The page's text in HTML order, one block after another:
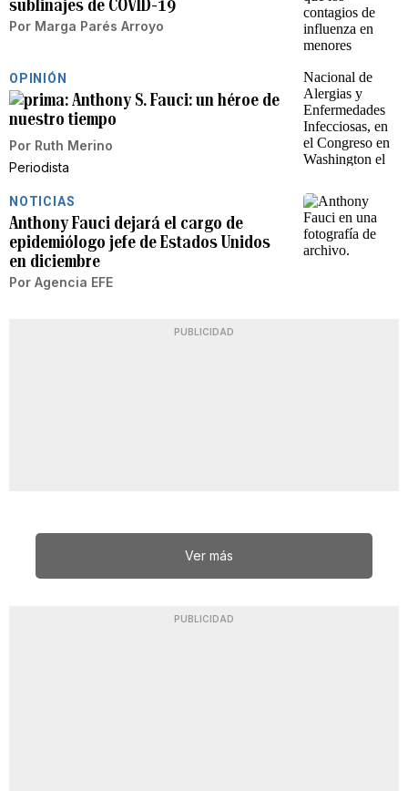
sublinajes de COVID-19
Por Marga Parés Arroyo
OPINIÓN
Anthony S. Fauci: un héroe de
nuestro tiempo
Por Ruth Merino
Periodista
NOTICIAS
Anthony Fauci dejará el cargo de
epidemiólogo jefe de Estados Unidos
en diciembre
Por Agencia EFE
PUBLICIDAD
Ver más
PUBLICIDAD